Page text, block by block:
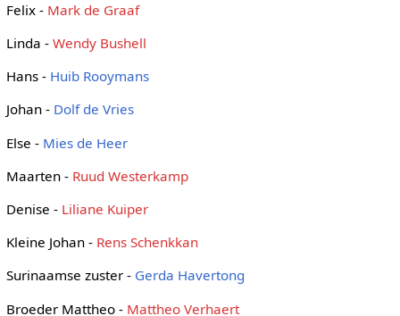
Felix - Mark de Graaf
Linda - Wendy Bushell
Hans - Huib Rooymans
Johan - Dolf de Vries
Else - Mies de Heer
Maarten - Ruud Westerkamp
Denise - Liliane Kuiper
Kleine Johan - Rens Schenkkan
Surinaamse zuster - Gerda Havertong
Broeder Mattheo - Mattheo Verhaert